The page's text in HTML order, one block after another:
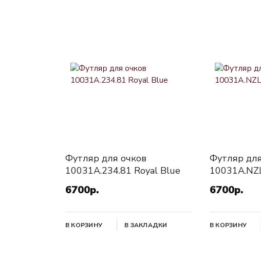
Футляр для очков
10031A.234.81 Royal Blue
6700р.
В КОРЗИНУ В ЗАКЛАДКИ
Футляр
6700р.
В КОРЗИНУ